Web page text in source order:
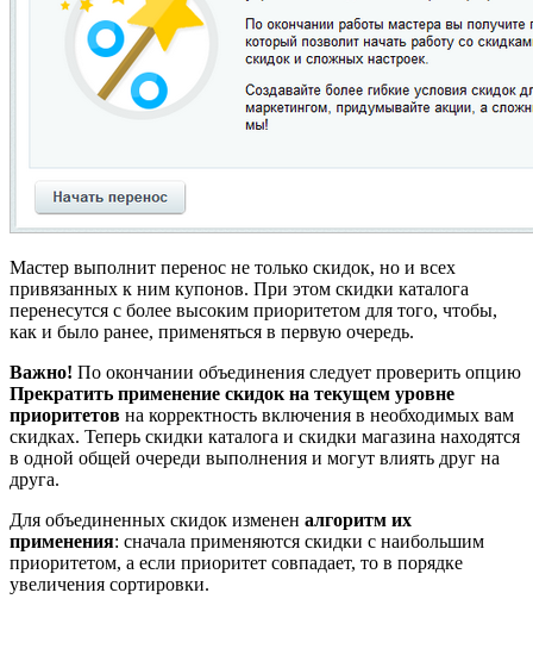
Мастер выполнит перенос не только скидок, но и всех
привязанных к ним купонов. При этом скидки каталога
перенесутся с более высоким приоритетом для того, чтобы,
как и было ранее, применяться в первую очередь.
Важно! По окончании объединения следует проверить опцию
Прекратить применение скидок на текущем уровне
приоритетов на корректность включения в необходимых вам
скидках. Теперь скидки каталога и скидки магазина находятся
в одной общей очереди выполнения и могут влиять друг на
друга.
Для объединенных скидок изменен алгоритм их
применения: сначала применяются скидки с наибольшим
приоритетом, а если приоритет совпадает, то в порядке
увеличения сортировки.